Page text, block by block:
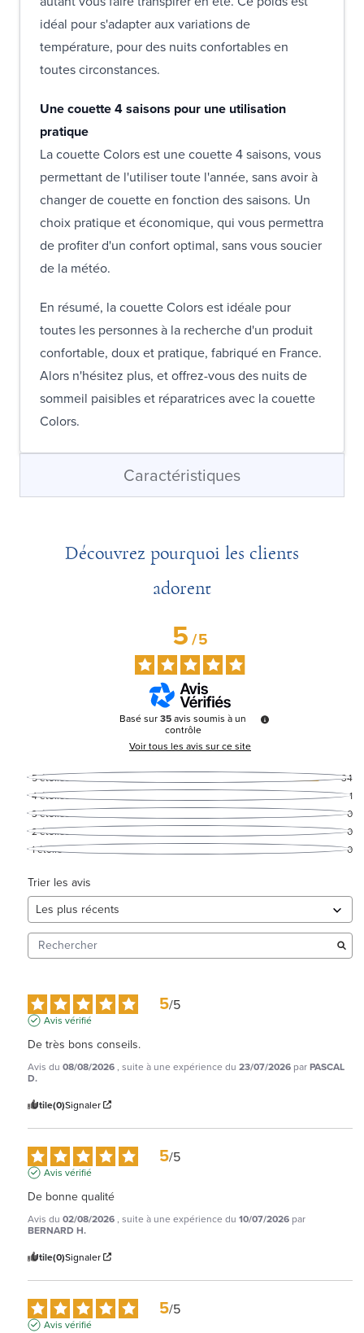
idéal pour s'adapter aux variations de
température, pour des nuits confortables en
toutes circonstances.
Une couette 4 saisons pour une utilisation
pratique
La couette Colors est une couette 4 saisons, vous
permettant de l'utiliser toute l'année, sans avoir à
changer de couette en fonction des saisons. Un
choix pratique et économique, qui vous permettra
de profiter d'un confort optimal, sans vous soucier
de la météo.
En résumé, la couette Colors est idéale pour
toutes les personnes à la recherche d'un produit
confortable, doux et pratique, fabriqué en France.
Alors n'hésitez plus, et offrez-vous des nuits de
sommeil paisibles et réparatrices avec la couette
Colors.
Caractéristiques
Découvrez pourquoi les clients
adorent
5/5
Basé sur35avis soumis à un
contrôle
Voir tous les avis sur ce site
5étoiles
34
4étoiles
1
3étoiles
0
2étoiles
0
1étoile 0
Trier les avis
5/5
Avis vérifié
De très bons conseils.
Avis du 08/08/2026, suite à une expérience du 23/07/2026 parPASCAL
D.
Utile(0)Signaler
5/5
Avis vérifié
De bonne qualité
Avis du 02/08/2026, suite à une expérience du 10/07/2026 par
BERNARD H.
Utile(0)Signaler
5/5
Avis vérifié